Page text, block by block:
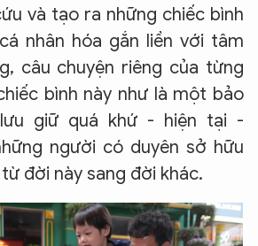
và tạo ra những chiếc bình
nhân hóa gắn liền với tâm
câu chuyện riêng của từng
bình này như là một bảo
giữ quá khứ - hiện tại -
người có duyên sở hữu
đời này sang đời khác.